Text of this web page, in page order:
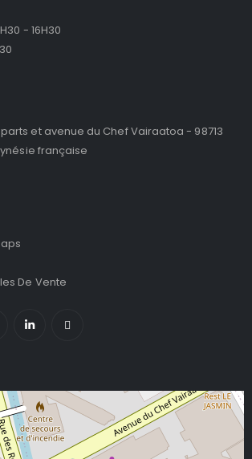
- 16H30
et avenue du Chef Vairaatoa - 98713
française
De Vente